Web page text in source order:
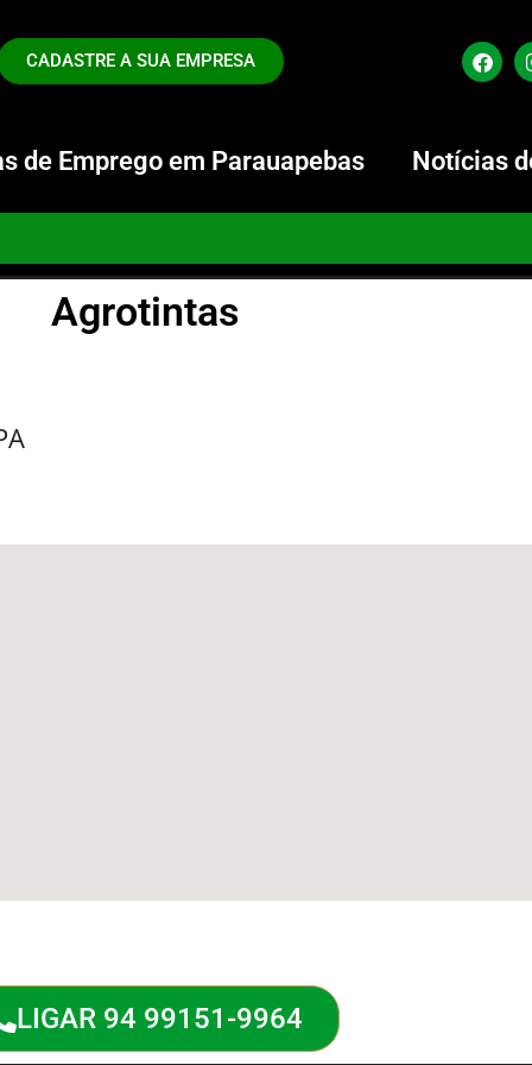
CADASTRE A SUA EMPRESA
de Emprego em Parauapebas Notícias
Agrotintas
LIGAR 94 99151-9964